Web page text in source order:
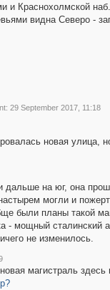
и Краснохолмской
видна Северо -
29 September 2017, 11:18
новая улица,
дальше на юг, она
могли и
были планы такой
- мощный сталинский
не изменилось.
магистраль